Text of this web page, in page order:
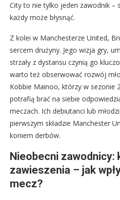
City to nie tylko jeden zawodnik –
każdy może błysnąć.
Z kolei w Manchesterze United,
sercem drużyny. Jego wizja gry,
strzały z dystansu czynią go
warto też obserwować rozwój
Kobbie Mainoo, którzy w sezonie
potrafią brać na siebie
meczach. Ich debiutanci lub
pierwszym składzie Manchester
koniem derbów.
Nieobecni zawodnicy:
zawieszenia – jak
mecz?